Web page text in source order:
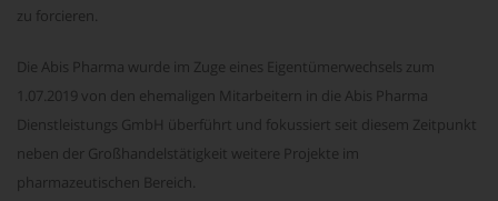
zu forcieren.
Die Abis Pharma wurde im Zuge eines Eigentümerwechsels zum
1.07.2019 von den ehemaligen Mitarbeitern in die Abis Pharma
Dienstleistungs GmbH überführt und fokussiert seit diesem Zeitpunkt
neben der Großhandelstätigkeit weitere Projekte im
pharmazeutischen Bereich.